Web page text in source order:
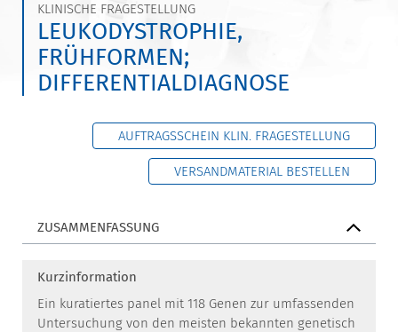
KLINISCHE FRAGESTELLUNG
LEUKODYSTROPHIE,
FRÜHFORMEN;
DIFFERENTIALDIAGNOSE
AUFTRAGSSCHEIN KLIN. FRAGESTELLUNG
VERSANDMATERIAL BESTELLEN
ZUSAMMENFASSUNG
Kurzinformation
Ein kuratiertes panel mit 118 Genen zur umfassenden
Untersuchung von den meisten bekannten genetisch